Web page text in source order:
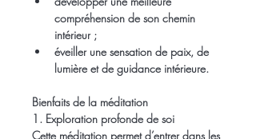
compréhension de son chemin
intérieur ;
éveiller une sensation de paix, de
lumière et de guidance intérieure.
Bienfaits de la méditation
1. Exploration profonde de soi
Cette méditation permet d’entrer dans les